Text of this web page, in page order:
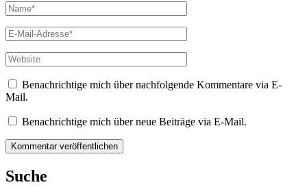
Name*
E-
Mail-
Adresse*
Website
Benachrichtige mich über nachfolgende Kommentare via E-
Mail.
Benachrichtige mich über neue Beiträge via E-Mail.
Suche